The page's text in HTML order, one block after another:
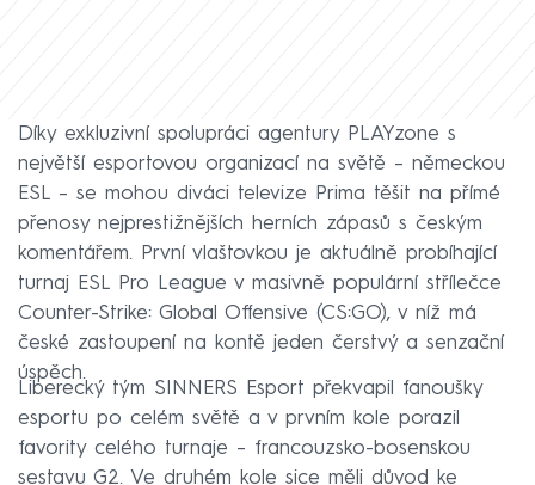
Díky exkluzivní spolupráci agentury PLAYzone s
největší esportovou organizací na světě – německou
ESL – se mohou diváci televize Prima těšit na přímé
přenosy nejprestižnějších herních zápasů s českým
komentářem. První vlaštovkou je aktuálně probíhající
turnaj ESL Pro League v masivně populární střílečce
Counter-Strike: Global Offensive (CS:GO), v níž má
české zastoupení na kontě jeden čerstvý a senzační
úspěch.
Liberecký tým SINNERS Esport překvapil fanoušky
esportu po celém světě a v prvním kole porazil
favority celého turnaje – francouzsko-bosenskou
sestavu G2. Ve druhém kole sice měli důvod ke